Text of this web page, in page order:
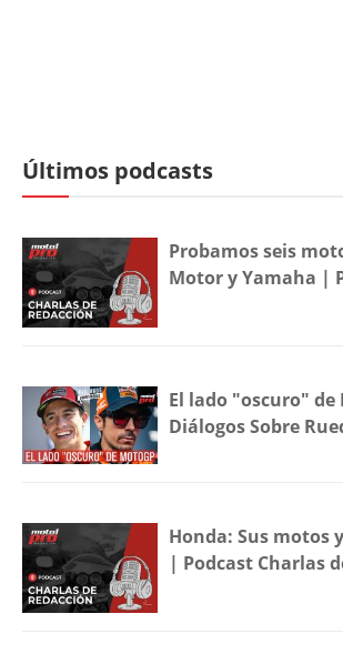
Últimos podcasts
Probamos seis
Motor y Yamaha |
El lado "oscuro" de
Diálogos Sobre
Honda: Sus motos
| Podcast Charlas